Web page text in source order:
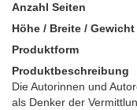
Anzahl Seiten
Höhe / Breite / Gewicht
Produktform
Produktbeschreibung
Die Autorinnen und
als Denker der